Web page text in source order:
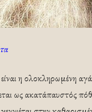
η ολοκληρωμένη
ως ακατάπαυστός